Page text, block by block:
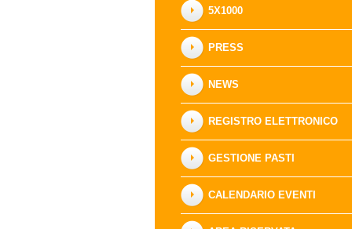
5X1000
PRESS
NEWS
REGISTRO ELETTRONICO
GESTIONE PASTI
CALENDARIO EVENTI